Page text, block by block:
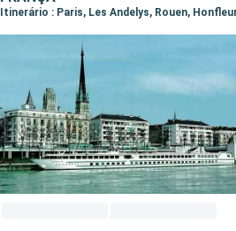
Itinerário : Paris, Les Andelys, Rouen,